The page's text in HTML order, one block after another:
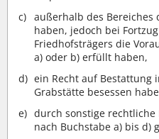
außerhalb des Bereiches
haben, jedoch bei
Friedhofsträgers die
a) oder b) erfüllt haben,
ein Recht auf Bestattung
Grabstätte besessen
durch sonstige rechtliche
nach Buchstabe a) bis d)